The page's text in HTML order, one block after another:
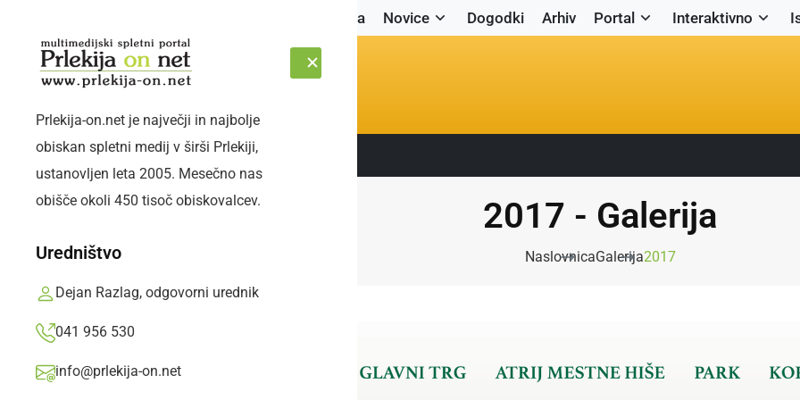
Naslovnica Novice Dogodki Arhiv Portal Interaktivno
PETEK, 7. AVGUST 2026 Sledite nam:
Prlekija-on.net je največji in najbolje
obiskan spletni medij v širši Prlekiji,
ustanovljen leta 2005. Mesečno nas
obišče okoli 450 tisoč obiskovalcev.
Uredništvo
Dejan Razlag, odgovorni urednik
041 956 530
info@prlekija-on.net
2017 - Galerija
NaslovnicaGalerija2017